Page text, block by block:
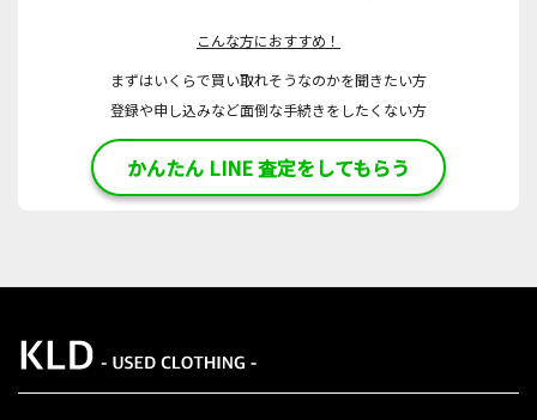
こんな方におすすめ！
まずはいくらで買い取れそうなのかを聞きたい方
登録や申し込みなど面倒な手続きをしたくない方
かんたん LINE 査定をしてもらう